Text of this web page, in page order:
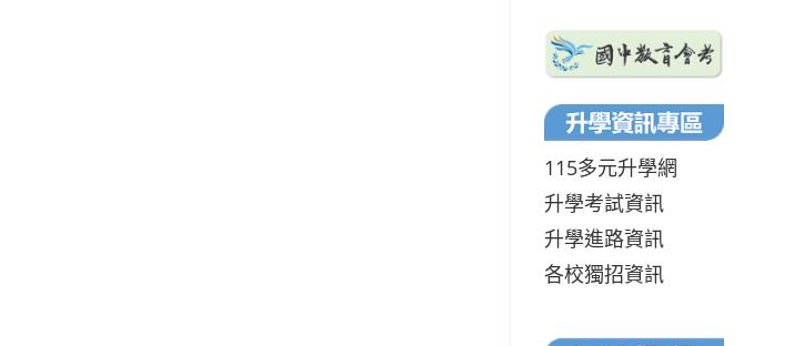
115多元升學網
升學考試資訊
升學進路資訊
各校獨招資訊